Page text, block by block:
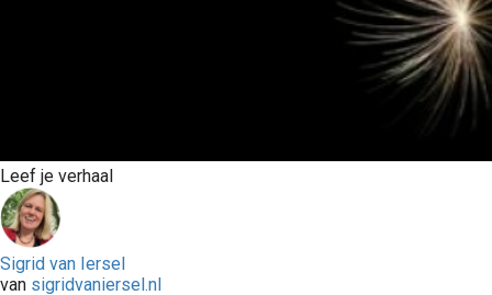
Leef je verhaal
Sigrid van Iersel
van sigridvaniersel.nl